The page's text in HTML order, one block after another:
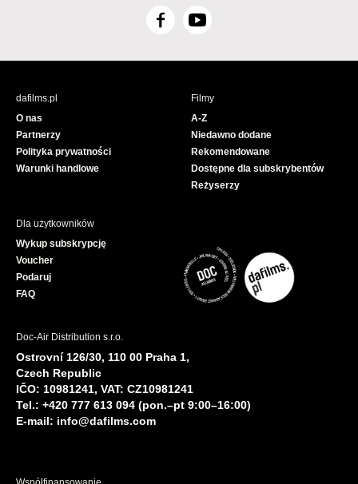
F
c
Y
u
e
dafilms.pl
O nas
Partnerzy
Polityka prywatności
Warunki handlowe
Filmy
A-Z
Niedawno dodane
Rekomendowane
Dostępne dla subskrybentów
Reżyserzy
Dla użytkowników
Wykup subskrypcję
Voucher
Podaruj
FAQ
Doc-Air Distribution s.r.o.
Ostrovní 126/30, 110 00 Praha 1,
Czech Republic
IČO: 10981241, VAT: CZ10981241
Tel.: +420 777 613 094 (pon.–pt 9:00–16:00)
E-mail: info@dafilms.com